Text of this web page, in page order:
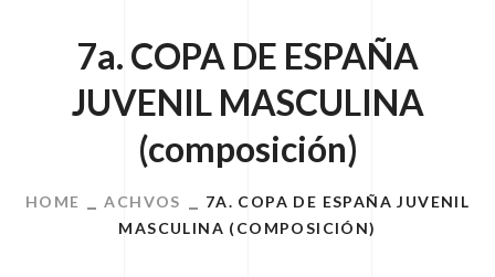
7a. COPA DE ESPAÑA
JUVENIL MASCULINA
(composición)
HOME ACHVOS
7A. COPA DE ESPAÑA JUVENIL
MASCULINA (COMPOSICIÓN)